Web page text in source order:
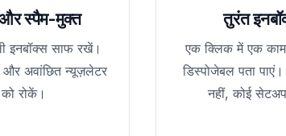
स्पैम-मुक्त
इनबॉक्स साफ रखें।
अवांछित न्यूज़लेटर
को रोकें।
तुरंत
एक क्लिक में एक
डिस्पोजेबल पता
नहीं, कोई